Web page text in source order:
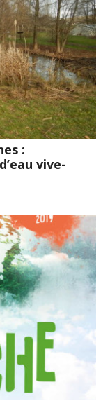
:
vive-